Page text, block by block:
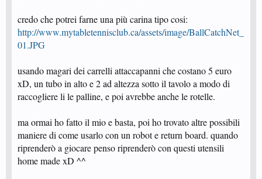
credo che potrei farne una più carina tipo cosi:
http://www.mytabletennisclub.ca/assets/image/BallCatchNet_
01.JPG
usando magari dei carrelli attaccapanni che costano 5 euro
xD, un tubo in alto e 2 ad altezza sotto il tavolo a modo di
raccogliere li le palline, e poi avrebbe anche le rotelle.
ma ormai ho fatto il mio e basta, poi ho trovato altre possibili
maniere di come usarlo con un robot e return board. quando
riprenderò a giocare penso riprenderò con questi utensili
home made xD ^^